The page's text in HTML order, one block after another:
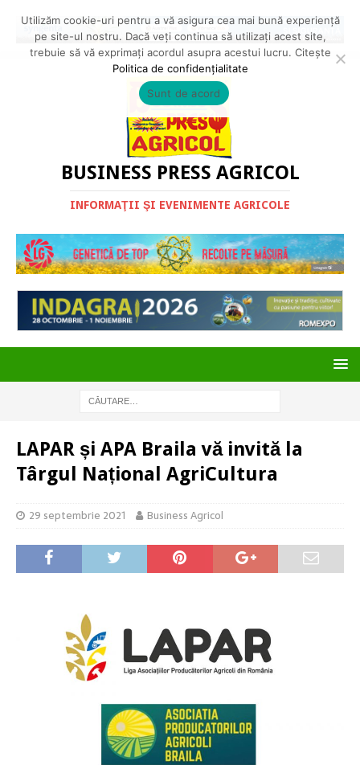
BUSINESS PRESS AGRICOL
INFORMAŢII ŞI EVENIMENTE AGRICOLE
LAPAR și APA Braila vă invită la
Târgul Național AgriCultura
29 septembrie 2021 Business Agricol
Utilizăm cookie-uri pentru a vă asigura cea mai bună experiență
pe site-ul nostru. Dacă veți continua să utilizați acest site,
trebuie să vă exprimați acordul asupra acestui lucru. Citește
Politica de confidențialitate
Sunt de acord